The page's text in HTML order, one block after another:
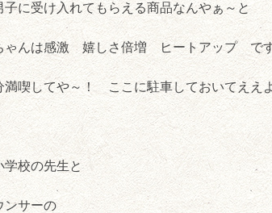
に受け入れてもらえる商品なんやぁ～と
ゃんは感激 嬉しさ倍増 ヒートアップ です
満喫してや～！ ここに駐車しておいてええよ
校の先生と
ンサーの